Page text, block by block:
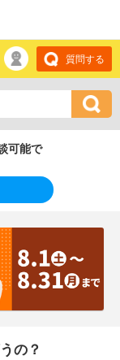
質問する
可能で
の？